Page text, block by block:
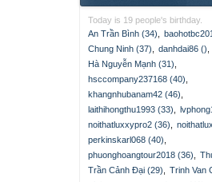
Today is 19 people's birthday.
An Trần Bình (34)
Chung Ninh (37)
danhdai86 ()
Hà Nguyễn Mạnh (31)
hsccompany237168 (40)
khangnhubanam42 (46)
laithihongthu1993 (33)
noithatluxxypro2 (36)
perkinskarl068 (40)
phuonghoangtour2018 (36)
Trần Cảnh Đại (29)
Trinh Van